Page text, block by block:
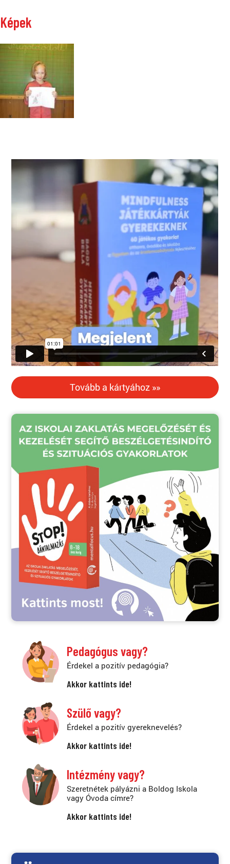
Képek
Tovább a kártyához »»
Pedagógus vagy?
Érdekel a pozitív pedagógia?
Akkor kattints ide!
Szülő vagy?
Érdekel a pozitív gyereknevelés?
Akkor kattints ide!
Intézmény vagy?
Szeretnétek pályázni a Boldog Iskola
vagy Óvoda címre?
Akkor kattints ide!